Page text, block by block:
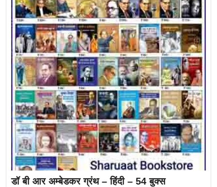
डॉ बी आर अम्बेडकर ग्रंथ – हिंदी – 54 बुक्स